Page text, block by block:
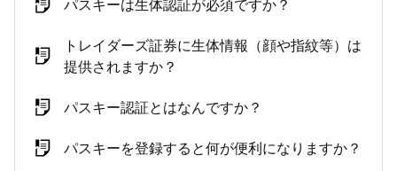
トレイダーズ証券に生体情報（顔や指紋等）は
提供されますか？
パスキー認証とはなんですか？
パスキーを登録すると何が便利になりますか？